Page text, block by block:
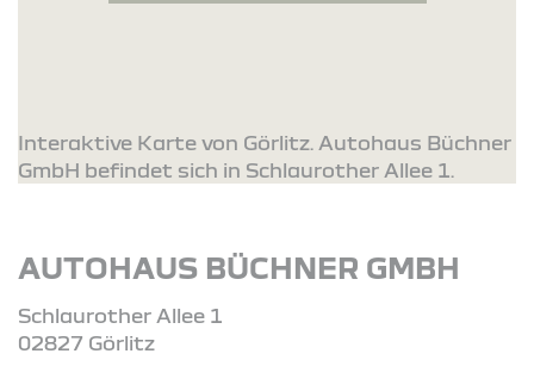
Interaktive Karte von Görlitz. Autohaus Büchner
GmbH befindet sich in Schlaurother Allee 1.
AUTOHAUS BÜCHNER GMBH
Schlaurother Allee 1
02827 Görlitz